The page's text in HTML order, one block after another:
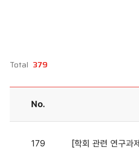
Total 379
No.
179 [학회 관련 연구과